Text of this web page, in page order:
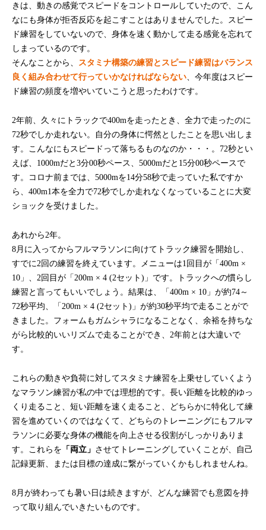
きは、動きの感覚でスピードをコントロールしていたので、こん
なにも身体が拒否反応を起こすことはありませんでした。スピー
ド練習をしていないので、身体を速く動かして走る感覚を忘れて
しまっているのです。
そんなことから、
スタミナ構築の練習とスピード練習はバランス
良く組み合わせて行っていかなければならない 、今年度はスピー
ド練習の頻度を増やいていこうと思ったわけです。
2年前、久々にトラックで400mを走ったとき、全力で走ったのに
72秒でしか走れない。自分の身体に愕然としたことを思い出しま
す。こんなにもスピードって落ちるものなのか・・・。72秒とい
えば、1000mだと3分00秒ペース、5000mだと15分00秒ペースで
す。コロナ前までは、5000mを14分58秒で走っていた私ですか
ら、400m1本を全力で72秒でしか走れなくなっていることに大変
ショックを受けました。
あれから2年。
8月に入ってからフルマラソンに向けてトラック練習を開始し、
すでに2回の練習を終えています。メニューは1回目が「400m ×
10」、2回目が「200m × 4 (2セット)」です。トラックへの慣らし
練習と言ってもいいでしょう。結果は、「400m × 10」が約74～
72秒平均、「200m × 4 (2セット)」が約30秒平均で走ることがで
きました。フォームもガムシャラになることなく、余裕を持ちな
がら比較的いいリズムで走ることができ、2年前とは大違いで
す。
これらの動きや負荷に対してスタミナ練習を上乗せしていくよう
なマラソン練習が私の中では理想的です。長い距離を比較的ゆっ
くり走ること、短い距離を速く走ること、どちらかに特化して練
習を進めていくのではなくて、どちらのトレーニングにもフルマ
ラソンに必要な身体の機能を向上させる役割がしっかりありま
す。これらを 「両立」 させてトレーニングしていくことが、自己
記録更新、または目標の達成に繋がっていくかもしれませんね。
8月が終わっても暑い日は続きますが、どんな練習でも意図を持
って取り組んでいきたいものです。